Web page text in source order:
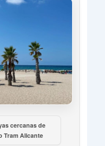
cercanas de
Tram Alicante